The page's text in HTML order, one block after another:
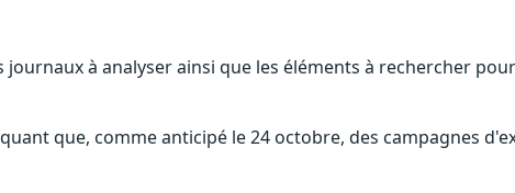
à analyser ainsi que les éléments à rechercher
que, comme anticipé le 24 octobre, des campagnes